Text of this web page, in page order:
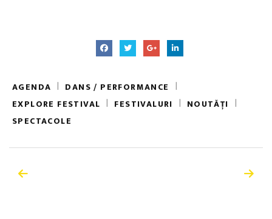
AGENDA | DANS / PERFORMANCE |
EXPLORE FESTIVAL | FESTIVALURI | NOUTĂȚI |
SPECTACOLE